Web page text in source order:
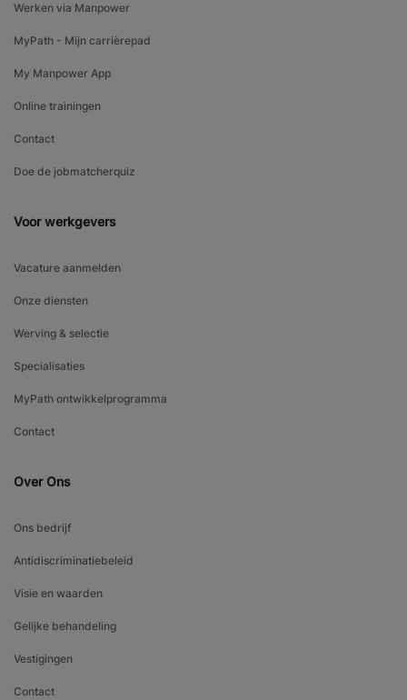
Werken via Manpower
MyPath - Mijn carrièrepad
My Manpower App
Online trainingen
Contact
Doe de jobmatcherquiz
Voor werkgevers
Vacature aanmelden
Onze diensten
Werving & selectie
Specialisaties
MyPath ontwikkelprogramma
Contact
Over Ons
Ons bedrijf
Antidiscriminatiebeleid
Visie en waarden
Gelijke behandeling
Vestigingen
Contact